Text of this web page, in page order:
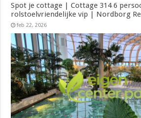
Spot je cottage | Cottage 314 6
rolstoelvriendelijke vip | Nordborg
feb 22, 2026